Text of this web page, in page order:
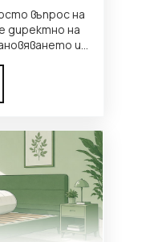
въпрос на
директно на
и